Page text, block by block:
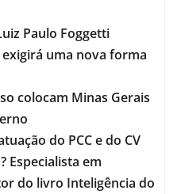
Paulo Foggetti
uma nova forma
colocam Minas Gerais
do PCC e do CV
Especialista em
do livro Inteligência do